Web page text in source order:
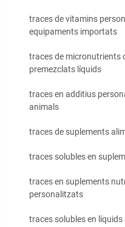
traces de vitamins
equipaments importats
traces de micronutrients
premezclats líquids
traces en additius
animals
traces de suplements
traces solubles en
traces en suplements
personalitzats
traces solubles en